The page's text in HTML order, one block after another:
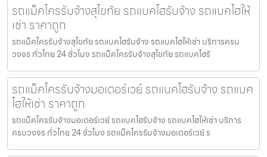
รถแม็คโครรับจ้างสุโขทัย รถแบคโฮรับจ้าง รถแบคโฮให้
เช่า ราคาถูก
รถแม็คโครรับจ้างสุโขทัย รถแบคโฮรับจ้าง รถแบคโฮให้เช่า บริการครบ
วงจร ทั่วไทย 24 ชั่วโมง รถแม็คโครรับจ้างสุโขทัย รถแบคโฮรั
รถแม็คโครรับจ้างมอเตอร์เวย์ รถแบคโฮรับจ้าง รถแบค
โฮให้เช่า ราคาถูก
รถแม็คโครรับจ้างมอเตอร์เวย์ รถแบคโฮรับจ้าง รถแบคโฮให้เช่า บริการ
ครบวงจร ทั่วไทย 24 ชั่วโมง รถแม็คโครรับจ้างมอเตอร์เวย์ ร